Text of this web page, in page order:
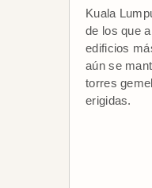
Kuala
de los que
edificios
aún se
torres
erigidas.